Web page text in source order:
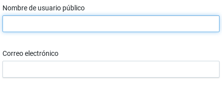
Nombre de usuario público
Correo electrónico